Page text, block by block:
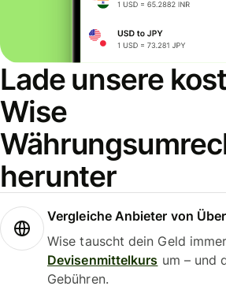
Lade unsere
Wise
herunter
Vergleiche Anbieter von
Wise tauscht dein Geld
Devisenmittelkurs um – und
Gebühren.